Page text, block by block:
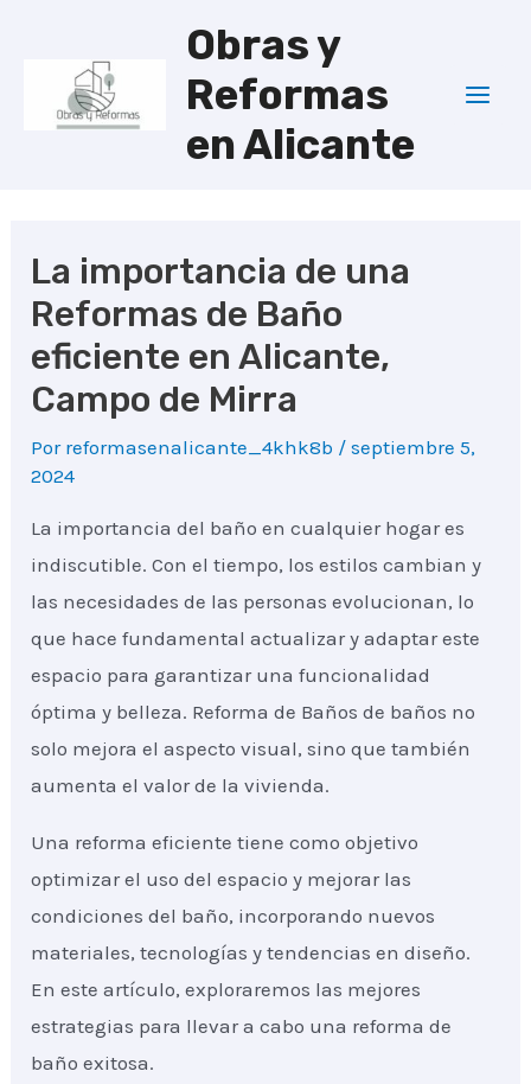
contenido
Obras y
Reformas
en Alicante
La importancia de una
Reformas de Baño
eficiente en Alicante,
Campo de Mirra
Por reformasenalicante_4khk8b /septiembre 5,
2024
La importancia del baño en cualquier hogar es
indiscutible. Con el tiempo, los estilos cambian y
las necesidades de las personas evolucionan, lo
que hace fundamental actualizar y adaptar este
espacio para garantizar una funcionalidad
óptima y belleza. Reforma de Baños de baños no
solo mejora el aspecto visual, sino que también
aumenta el valor de la vivienda.
Una reforma eficiente tiene como objetivo
optimizar el uso del espacio y mejorar las
condiciones del baño, incorporando nuevos
materiales, tecnologías y tendencias en diseño.
En este artículo, exploraremos las mejores
estrategias para llevar a cabo una reforma de
baño exitosa.